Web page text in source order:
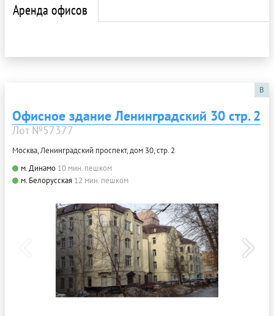
Аренда офисов
B
Офисное здание Ленинградский 30 стр. 2
Лот №57377
Москва, Ленинградский проспект, дом 30, стр. 2
м. Динамо 10 мин. пешком
м. Белорусская 12 мин. пешком